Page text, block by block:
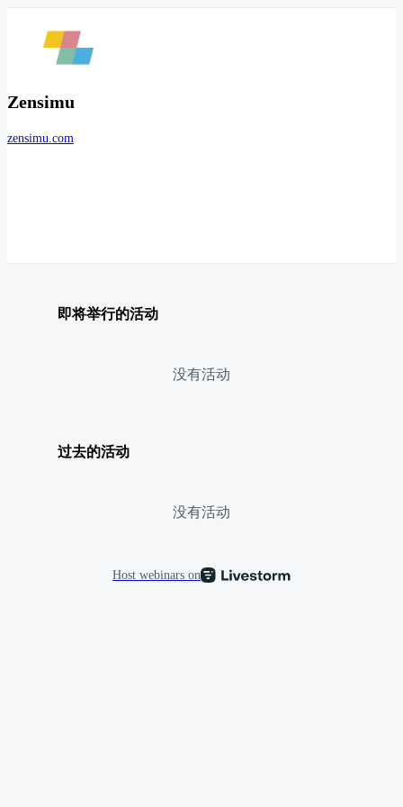
Zensimu
zensimu.com
即将举行的活动
没有活动
过去的活动
没有活动
Host webinars on